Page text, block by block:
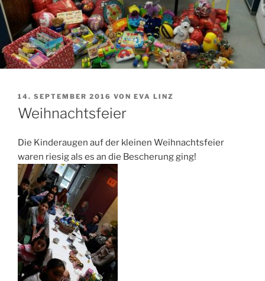
VERÖFFENTLICHT
AM
14. SEPTEMBER 2016 VON EVA LINZ
Weihnachtsfeier
Die Kinderaugen auf der kleinen Weihnachtsfeier
waren riesig als es an die Bescherung ging!